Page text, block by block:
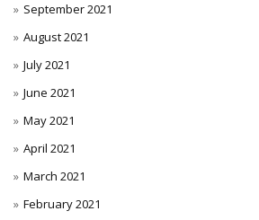
September 2021
August 2021
July 2021
June 2021
May 2021
April 2021
March 2021
February 2021